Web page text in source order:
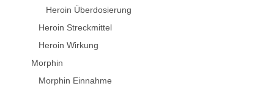
Heroin Überdosierung
Heroin Streckmittel
Heroin Wirkung
Morphin
Morphin Einnahme